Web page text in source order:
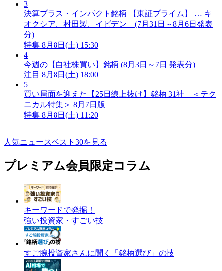
3
決算プラス・インパクト銘柄 【東証プライム】 … キ
オクシア、村田製、イビデン (7月31日～8月6日発表
分)
特集 8月8日(土) 15:30
4
今週の【自社株買い】銘柄 (8月3日～7日 発表分)
注目 8月8日(土) 18:00
5
買い局面を迎えた【25日線上抜け】銘柄 31社 ＜テク
ニカル特集＞ 8月7日版
特集 8月8日(土) 11:20
人気ニュースベスト30を見る
プレミアム会員限定コラム
キーワードで発掘！
強い投資家・すごい技
すご腕投資家さんに聞く「銘柄選び」の技